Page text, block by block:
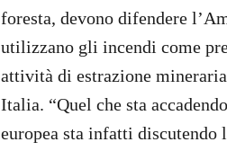
foresta, devono difendere
utilizzano gli incendi come
attività di estrazione
Italia. “Quel che sta
europea sta infatti discutendo